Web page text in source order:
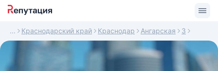
Краснодарский край Краснодар Ангарская 3